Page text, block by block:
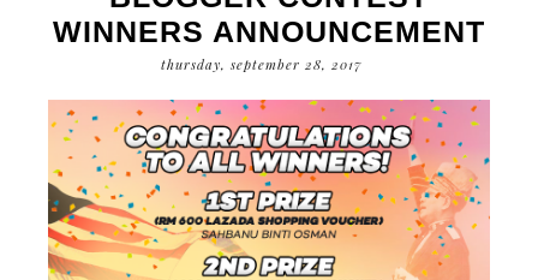
WINNERS ANNOUNCEMENT
thursday, september 28, 2017